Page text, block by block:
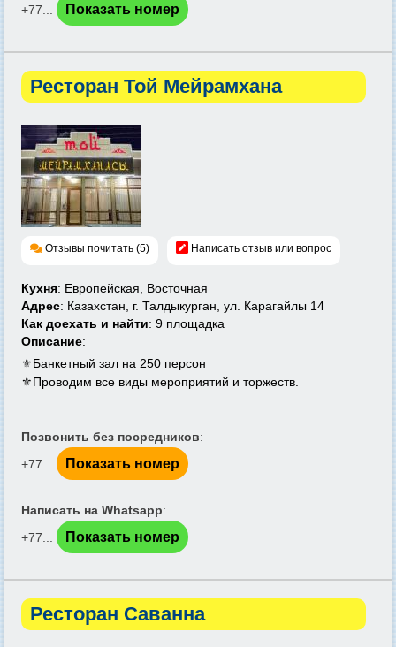
+77...
Показать номер
Ресторан Той Мейрамхана
Отзывы почитать (5) Написать отзыв или вопрос
Кухня: Европейская, Восточная
Адрес: Казахстан, г. Талдыкурган, ул. Карагайлы 14
Как доехать и найти: 9 площадка
Описание:
⚜️Банкетный зал на 250 персон
⚜️Проводим все виды мероприятий и торжеств.
Позвонить без посредников:
+77...
Показать номер
Написать на Whatsapp:
+77...
Показать номер
Ресторан Саванна